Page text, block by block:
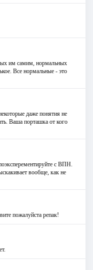
им самим, нормальных
Все нормальные - это
даже понятия не
Ваша порташка от кого
с ВПН.
вообще, как не
пожалуйста репак!